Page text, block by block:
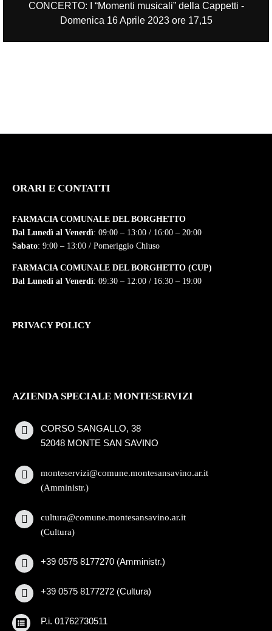
CONCERTO: I “Momenti musicali” della Cappetti -
Domenica 16 Aprile 2023 ore 17,15
ORARI E CONTATTI
FARMACIA COMUNALE DEL BORGHETTO
Dal Lunedì al Venerdì: 09:00 – 13:00 / 16:00 – 20:00
Sabato: 9:00 – 13:00 / Pomeriggio Chiuso
FARMACIA COMUNALE DEL BORGHETTO (CUP)
Dal Lunedì al Venerdì: 09:30 – 12:00 / 16:30 – 19:00
PRIVACY POLICY
AZIENDA SPECIALE MONTESERVIZI
CORSO SANGALLO, 38
52048 MONTE SAN SAVINO
monteservizi@comune.montesansavino.ar.it
(Amministr.)
cultura@comune.montesansavino.ar.it
(Cultura)
+39 0575 8177270 (Amministr.)
+39 0575 8177272 (Cultura)
P.i. 01762730511